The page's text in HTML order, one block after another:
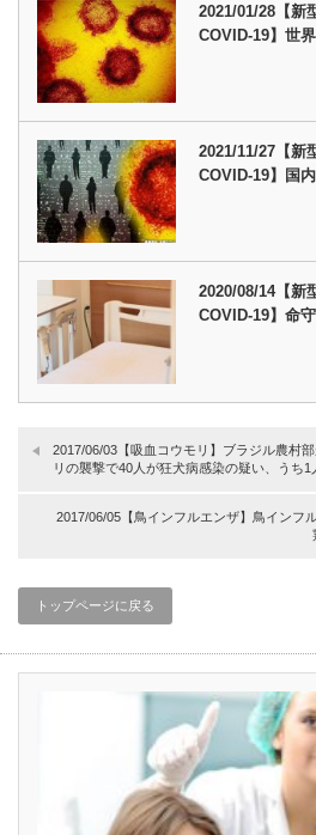
2021/01/28【新
COVID-19】世
2021/11/27【新
COVID-19】国
2020/08/14【新
COVID-19】命
2017/06/03【吸血コウモリ】ブラジル農村
リの襲撃で40人が狂犬病感染の疑い、うち
2017/06/05【鳥インフルエンザ】鳥インフ
トップページに戻る